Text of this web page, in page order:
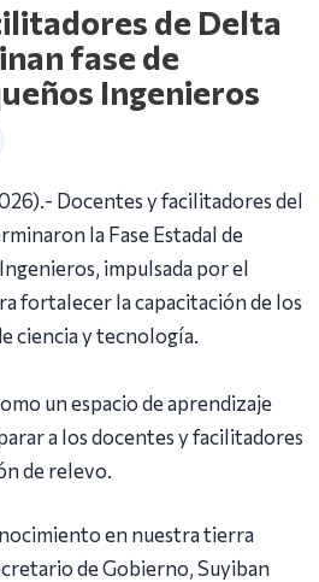
de Delta
fase de
Ingenieros
Docentes y facilitadores del
la Fase Estadal de
impulsada por el
fortalecer la capacitación de los
ciencia y tecnología.
un espacio de aprendizaje
a los docentes y facilitadores
de relevo.
en nuestra tierra
de Gobierno, Suyiban